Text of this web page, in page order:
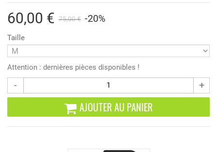
60,00 € 75,00 € -20%
Taille
Attention : dernières pièces disponibles !
- +
AJOUTER AU PANIER